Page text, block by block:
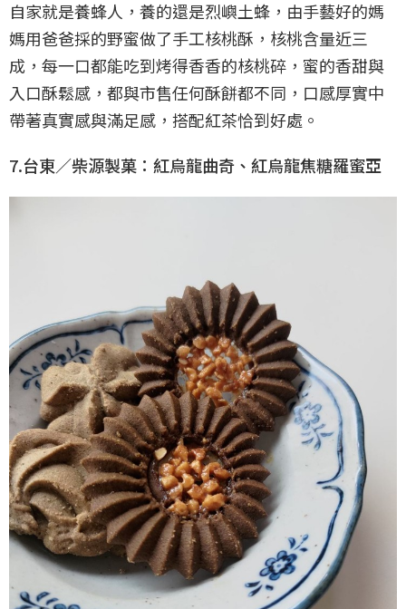
自家就是養蜂人，養的還是烈嶼土蜂，由手藝好的媽
媽用爸爸採的野蜜做了手工核桃酥，核桃含量近三
成，每一口都能吃到烤得香香的核桃碎，蜜的香甜與
入口酥鬆感，都與市售任何酥餅都不同，口感厚實中
帶著真實感與滿足感，搭配紅茶恰到好處。
7.台東／柴源製菓：紅烏龍曲奇、紅烏龍焦糖羅蜜亞